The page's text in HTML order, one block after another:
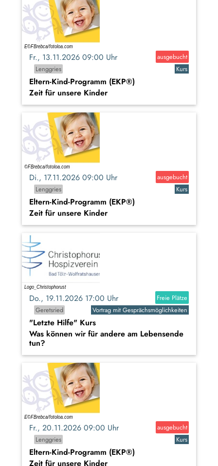
Fr., 13.11.2026 09:00 Uhr
ausgebucht
Lenggries
Kurs
Eltern-Kind-Programm (EKP®)
Zeit für unsere Kinder
Di., 17.11.2026 09:00 Uhr
ausgebucht
Lenggries
Kurs
Eltern-Kind-Programm (EKP®)
Zeit für unsere Kinder
Do., 19.11.2026 17:00 Uhr
Freie Plätze
Geretsried
Vortrag mit Gesprächsmöglichkeiten
"Letzte Hilfe" Kurs
Was können wir für andere am Lebensende
tun?
Fr., 20.11.2026 09:00 Uhr
ausgebucht
Lenggries
Kurs
Eltern-Kind-Programm (EKP®)
Zeit für unsere Kinder